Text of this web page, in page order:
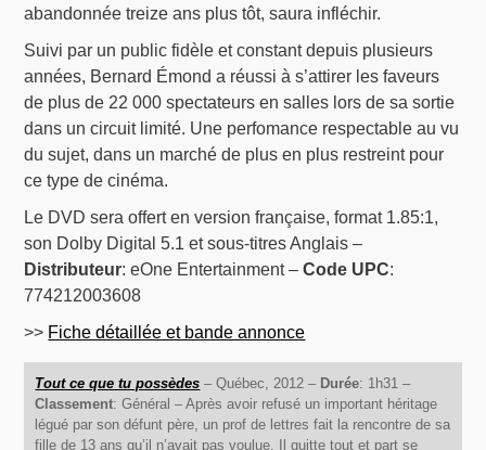
abandonnée treize ans plus tôt, saura infléchir.
Suivi par un public fidèle et constant depuis plusieurs
années, Bernard Émond a réussi à s’attirer les faveurs
de plus de 22 000 spectateurs en salles lors de sa sortie
dans un circuit limité. Une perfomance respectable au vu
du sujet, dans un marché de plus en plus restreint pour
ce type de cinéma.
Le DVD sera offert en version française, format 1.85:1,
son Dolby Digital 5.1 et sous-titres Anglais –
Distributeur: eOne Entertainment –Code UPC:
774212003608
>> Fiche détaillée et bande annonce
Tout ce que tu possèdes – Québec, 2012 – Durée: 1h31 –
Classement: Général – Après avoir refusé un important héritage
légué par son défunt père, un prof de lettres fait la rencontre de sa
fille de 13 ans qu’il n’avait pas voulue. Il quitte tout et part se